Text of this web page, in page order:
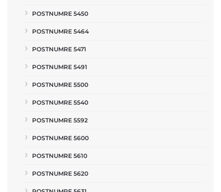
POSTNUMRE 5450
POSTNUMRE 5464
POSTNUMRE 5471
POSTNUMRE 5491
POSTNUMRE 5500
POSTNUMRE 5540
POSTNUMRE 5592
POSTNUMRE 5600
POSTNUMRE 5610
POSTNUMRE 5620